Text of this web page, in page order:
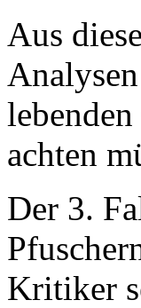
Aus
achten
Der 3.
Kritiker